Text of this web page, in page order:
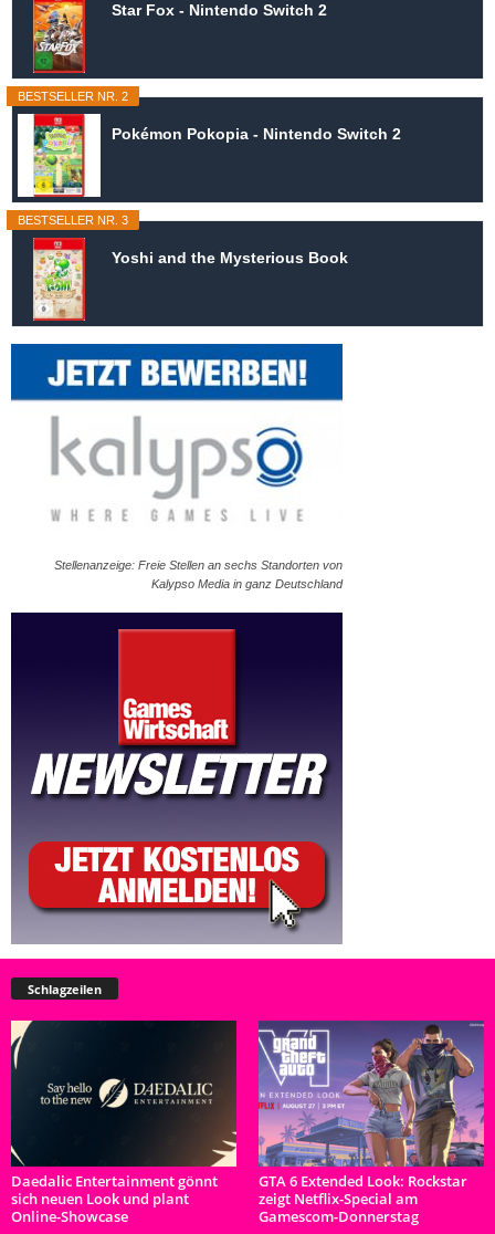
Star Fox - Nintendo Switch 2
BESTSELLER NR. 2
Pokémon Pokopia - Nintendo Switch 2
BESTSELLER NR. 3
Yoshi and the Mysterious Book
Stellenanzeige: Freie Stellen an sechs Standorten von
Kalypso Media in ganz Deutschland
Schlagzeilen
Daedalic Entertainment gönnt
sich neuen Look und plant
Online-Showcase
GTA 6 Extended Look: Rockstar
zeigt Netflix-Special am
Gamescom-Donnerstag